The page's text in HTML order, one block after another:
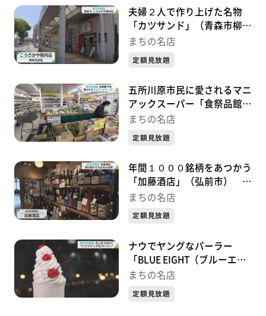
夫婦２人で作り上げた名物
「カツサンド」（青森市柳町
通り「こうさかや精肉店」）
まちの名店
定額見放題
五所川原市民に愛されるマニ
アックスーパー「食祭品館
中谷」『まちの名店』
まちの名店
定額見放題
年間１０００銘柄をあつかう
「加藤酒店」（弘前市）
『まちの名店』
まちの名店
定額見放題
ナウでヤングなパーラー
「BLUE EIGHT（ブルーエイ
ト）」（弘前市） 『まちの
まちの名店
定額見放題